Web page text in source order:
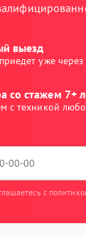
выезд
уже
со стажем 7+
с техникой
с